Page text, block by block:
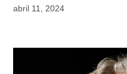
abril 11, 2024